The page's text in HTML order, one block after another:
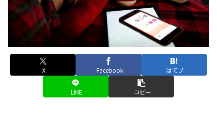
X Facebook はてブ
LINE コピー